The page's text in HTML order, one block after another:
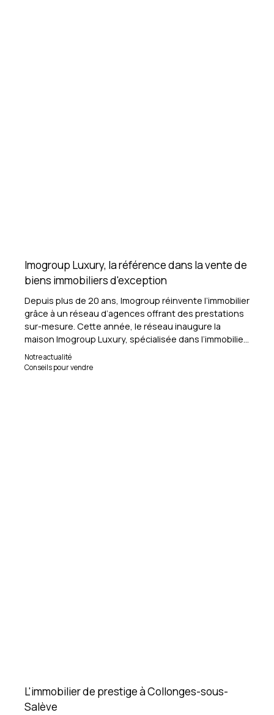
Imogroup Luxury, la référence dans la vente de
biens immobiliers d'exception‎
Depuis plus de 20 ans, Imogroup réinvente l’immobilier
grâce à un réseau d’agences offrant des prestations
sur-mesure. Cette année, le réseau inaugure la
maison Imogroup Luxury, spécialisée dans l’immobilier
d’exception.
Notre actualité
Conseils pour vendre
L'immobilier de prestige à Collonges-sous-
Salève